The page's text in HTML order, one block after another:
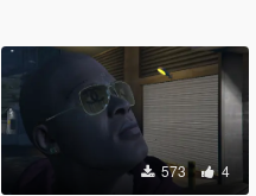
573 4